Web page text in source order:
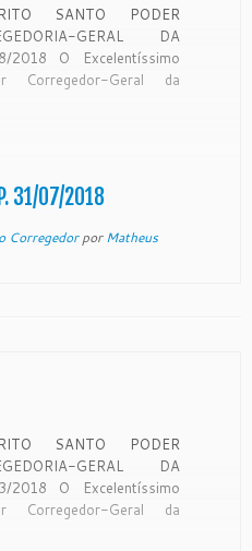
SANTO PODER
GERAL DA
2018 O Excelentíssimo
Corregedor-Geral da
31/07/2018
CorregedorporMatheus
SANTO PODER
GERAL DA
2018 O Excelentíssimo
Corregedor-Geral da